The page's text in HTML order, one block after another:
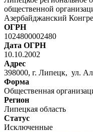
общественной
Азербайджанский
ОГРН
1024800002480
Дата ОГРН
10.10.2002
Адрес
398000, г. Липецк, ул.
Форма
Общественная
Регион
Липецкая область
Статус
Исключенные